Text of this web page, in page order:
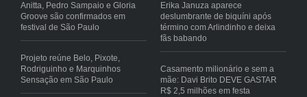
Anitta, Pedro Sampaio e Gloria
Groove são confirmados em
festival de São Paulo
Projeto reúne Belo, Pixote,
Rodriguinho e Marquinhos
Sensação em São Paulo
Erika Januza aparece
deslumbrante de biquíni após
término com Arlindinho e deixa
fãs babando
Casamento milionário e sem a
mãe: Davi Brito DEVE GASTAR
R$ 2,5 milhões em festa